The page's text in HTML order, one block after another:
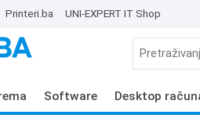
Printeri.ba UNI-EXPERT IT Shop
Software Desktop